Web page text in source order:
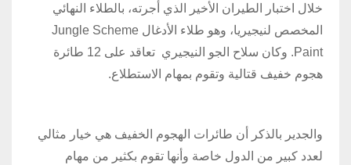
خلال اختبار الطيران الأخير الذي أجرته، بالطلاء النهائي
المخصص لنيجيريا، وهو طلاء الأدغال Jungle Scheme
Paint. وكان سلاح الجو النيجيري تعاقد على 12 طائرة
هجوم خفيف قتالية وتقوم بمهام الاستطلاع.
والجدير بالذكر أن طائرات الهجوم الخفيف هي خيار مثالي
لعدد كبير من الدول خاصة وأنها تقوم بكثير من مهام